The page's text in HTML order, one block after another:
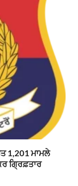
1,201 ਮਾਮਲੇ
ਗ੍ਰਿਫ਼ਤਾਰ